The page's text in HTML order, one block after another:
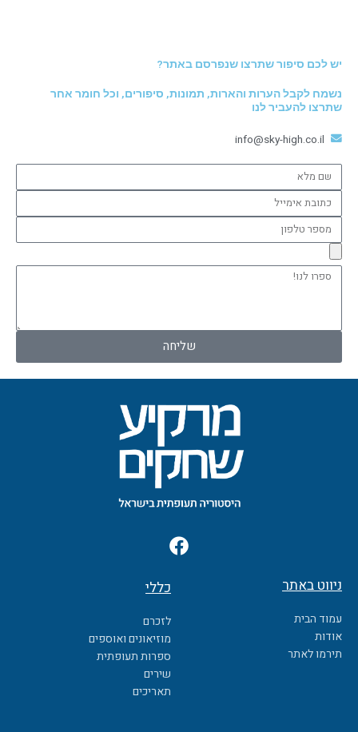
יש לכם סיפור שתרצו שנפרסם באתר?
נשמח לקבל הערות והארות, תמונות, סיפורים, וכל חומר אחר
שתרצו להעביר לנו
info@sky-high.co.il
שם
מלא
כתובת
אימייל
מספר
טלפון
ספרו
שליחה
F
a
e
b
o
o
k
ניווט באתר
עמוד הבית
אודות
תירמו לאתר
כללי
לזכרם
מוזיאונים ואוספים
ספרות תעופתית
שירים
תאריכים